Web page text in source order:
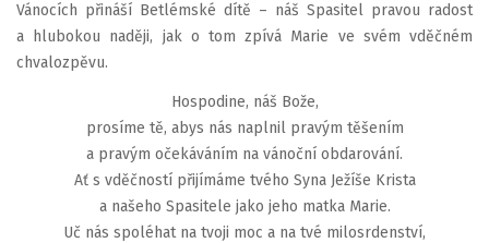
Vánocích přináší Betlémské dítě – náš Spasitel pravou radost
a hlubokou naději, jak o tom zpívá Marie ve svém vděčném
chvalozpěvu.
Hospodine, náš Bože,
prosíme tě, abys nás naplnil pravým těšením
a pravým očekáváním na vánoční obdarování.
Ať s vděčností přijímáme tvého Syna Ježíše Krista
a našeho Spasitele jako jeho matka Marie.
Uč nás spoléhat na tvoji moc a na tvé milosrdenství,